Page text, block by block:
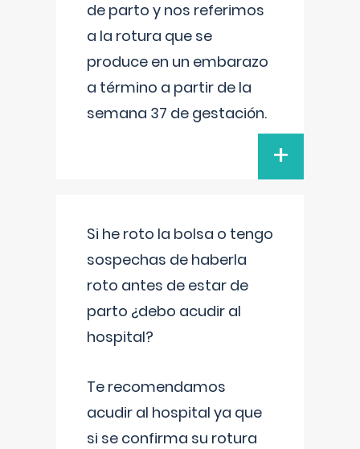
de parto y nos referimos
a la rotura que se
produce en un embarazo
a término a partir de la
semana 37 de gestación.
+
Si he roto la bolsa o tengo
sospechas de haberla
roto antes de estar de
parto ¿debo acudir al
hospital?
Te recomendamos
acudir al hospital ya que
si se confirma su rotura